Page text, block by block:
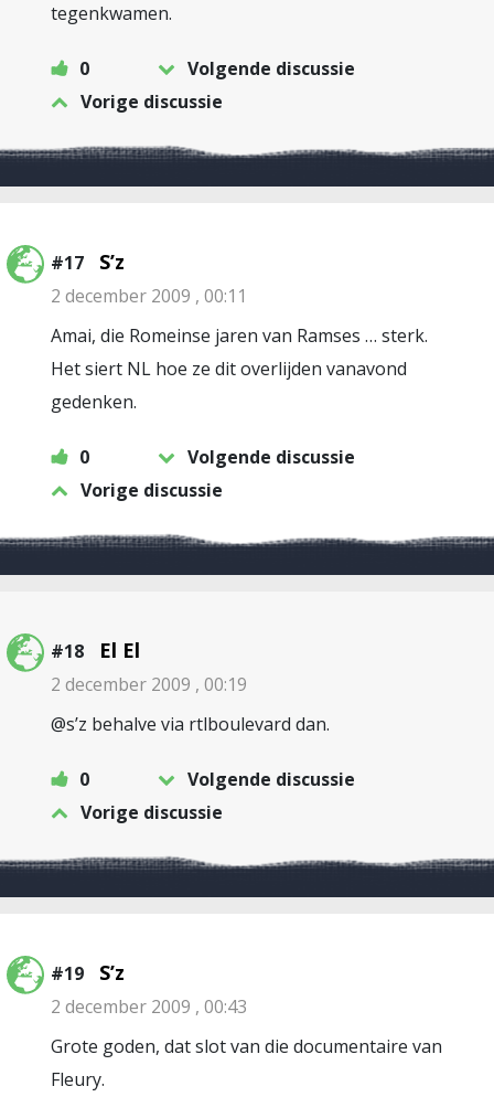
tegenkwamen.
0
Volgende discussie
Vorige discussie
#17 S’z
2 december 2009 , 00:11
Amai, die Romeinse jaren van Ramses … sterk.
Het siert NL hoe ze dit overlijden vanavond
gedenken.
0
Volgende discussie
Vorige discussie
#18 El El
2 december 2009 , 00:19
@s’z behalve via rtlboulevard dan.
0
Volgende discussie
Vorige discussie
#19 S’z
2 december 2009 , 00:43
Grote goden, dat slot van die documentaire van
Fleury.